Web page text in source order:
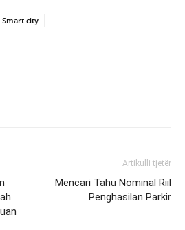
Smart city
Artikulli tjetër
Mencari Tahu Nominal Riil
Penghasilan Parkir